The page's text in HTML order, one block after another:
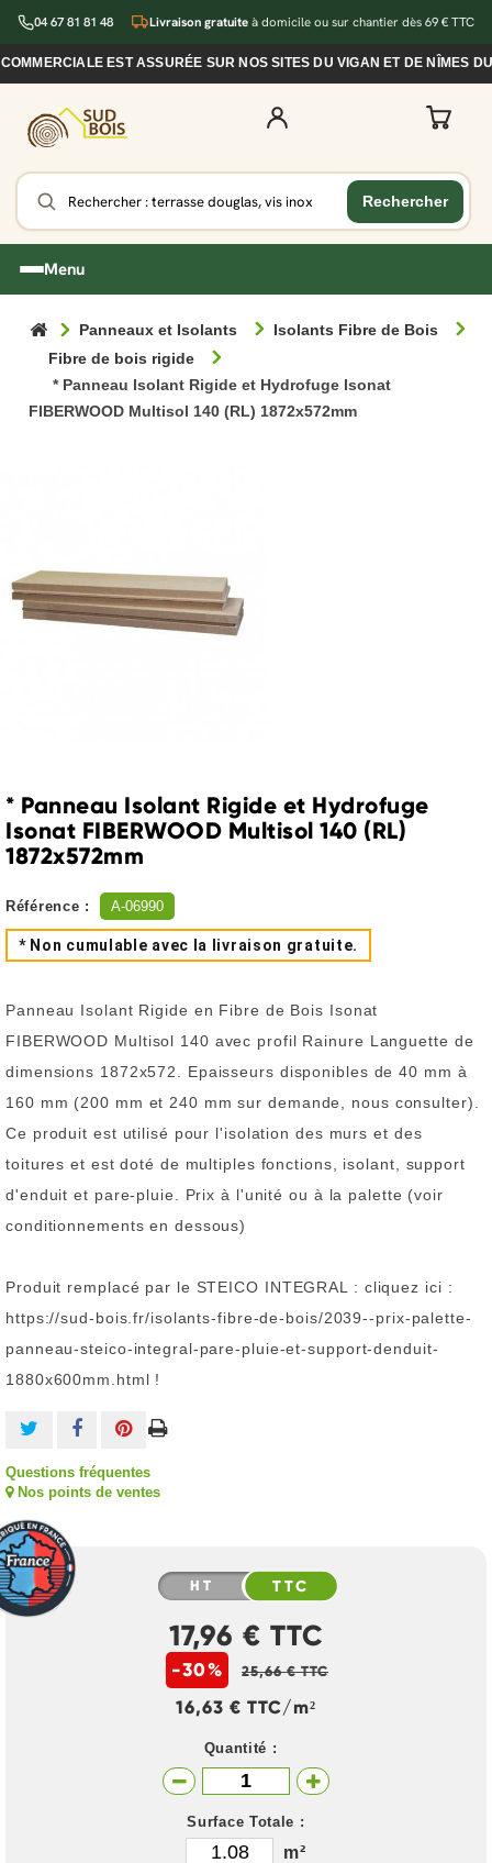
04 67 81 81 48 Livraison gratuite à domicile ou sur chantier dès 69 € TTC
EST ASSURÉE SUR NOS SITES DU VIGAN ET DE NÎMES
Menu
Panneaux et Isolants
Isolants Fibre de Bois
Fibre de bois rigide
* Panneau Isolant Rigide et Hydrofuge Isonat
FIBERWOOD Multisol 140 (RL) 1872x572mm
* Panneau Isolant Rigide et Hydrofuge
Isonat FIBERWOOD Multisol 140 (RL)
1872x572mm
Référence : A-06990
* Non cumulable avec la livraison gratuite.
Panneau Isolant Rigide en Fibre de Bois Isonat
FIBERWOOD Multisol 140 avec profil Rainure Languette de
dimensions 1872x572. Epaisseurs disponibles de 40 mm à
160 mm (200 mm et 240 mm sur demande, nous consulter).
Ce produit est utilisé pour l'isolation des murs et des
toitures et est doté de multiples fonctions, isolant, support
d'enduit et pare-pluie. Prix à l'unité ou à la palette (voir
conditionnements en dessous)
Produit remplacé par le STEICO INTEGRAL : cliquez ici :
https://sud-bois.fr/isolants-fibre-de-bois/2039--prix-palette-
panneau-steico-integral-pare-pluie-et-support-denduit-
1880x600mm.html !
Questions fréquentes
Nos points de ventes
HT TTC
17,96 € TTC
-30% 25,66 € TTC
16,63 € TTC/m²
Quantité :
Surface Totale :
m²